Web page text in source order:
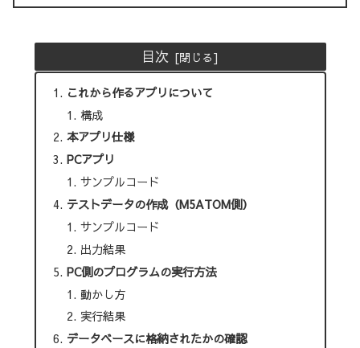
目次
これから作るアプリについて
構成
本アプリ仕様
PCアプリ
サンプルコード
テストデータの作成（M5ATOM側）
サンプルコード
出力結果
PC側のプログラムの実行方法
動かし方
実行結果
データベースに格納されたかの確認